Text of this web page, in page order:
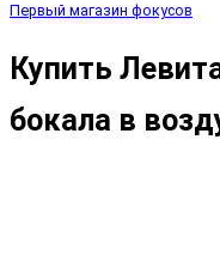
Первый магазин фокусов
Купить
бокала в